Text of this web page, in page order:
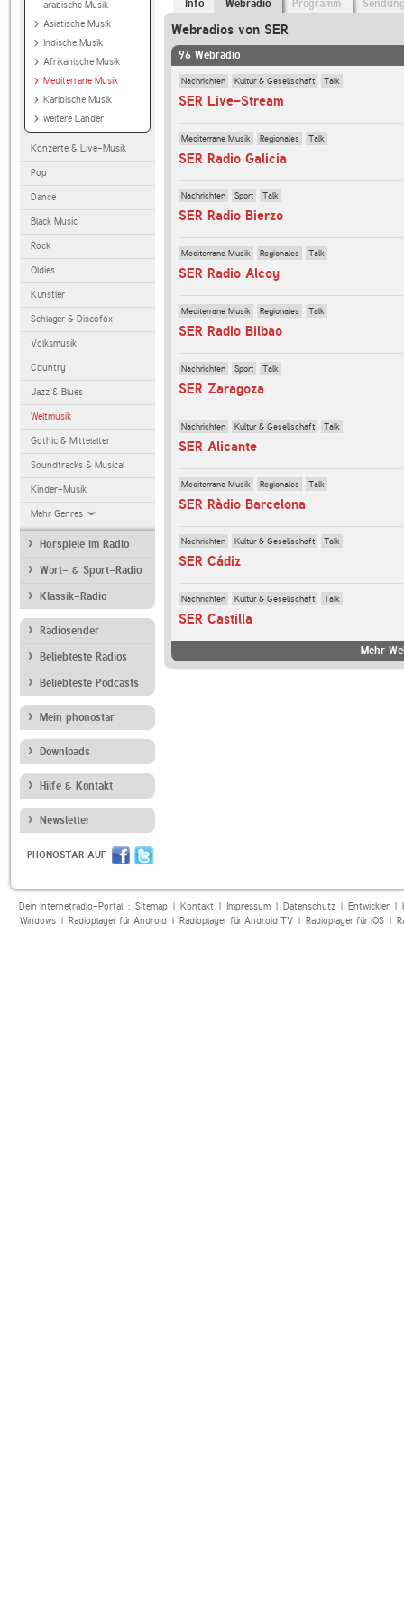
arabische Musik
Asiatische Musik
Indische Musik
Afrikanische Musik
Mediterrane Musik
Karibische Musik
weitere Länder
Konzerte & Live-Musik
Pop
Dance
Black Music
Rock
Oldies
Künstler
Schlager & Discofox
Volksmusik
Country
Jazz & Blues
Weltmusik
Gothic & Mittelalter
Soundtracks & Musical
Kinder-Musik
Mehr Genres
Hörspiele im Radio
Wort- & Sport-Radio
Klassik-Radio
Radiosender
Beliebteste Radios
Beliebteste Podcasts
Mein phonostar
Downloads
Hilfe & Kontakt
Newsletter
PHONOSTAR AUF
Info Webradio Programm
Webradios von SER
96 Webradio
Nachrichten Kultur & Gesellschaft Talk
SER Live-Stream
Mediterrane Musik Regionales Talk
SER Radio Galicia
Nachrichten Sport Talk
SER Radio Bierzo
Mediterrane Musik Regionales Talk
SER Radio Alcoy
Mediterrane Musik Regionales Talk
SER Radio Bilbao
Nachrichten Sport Talk
SER Zaragoza
Nachrichten Kultur & Gesellschaft Talk
SER Alicante
Mediterrane Musik Regionales Talk
SER Ràdio Barcelona
Nachrichten Kultur & Gesellschaft Talk
SER Cádiz
Nachrichten Kultur & Gesellschaft Talk
SER Castilla
Mehr
Dein Internetradio-Portal : Sitemap| Kontakt| Impressum| Datenschutz| Entwickler|
Windows| Radioplayer für Android| Radioplayer für Android TV| Radioplayer für iOS|